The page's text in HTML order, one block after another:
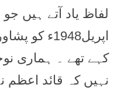
اپریل1948ء
کہے تھے ۔ ہماری
نہیں کہ قائد اعظم